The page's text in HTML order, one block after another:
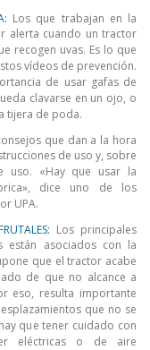
Los que trabajan en la
alerta cuando un tractor
recogen uvas. Es lo que
vídeos de prevención.
de usar gafas de
clavarse en un ojo, o
tijera de poda.
que dan a la hora
de uso y, sobre
uso. «Hay que usar la
dice uno de los
UPA.
Los principales
asociados con la
que el tractor acabe
de que no alcance a
eso, resulta importante
que no se
que tener cuidado con
eléctricas o de aire